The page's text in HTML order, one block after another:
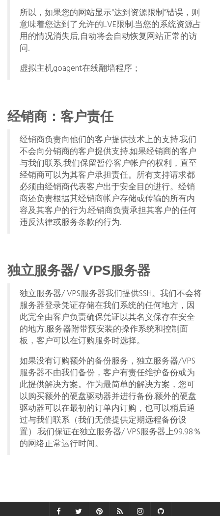
所以，如果您的网站显示“达到资源限制”错误，则
意味着您达到了允许的LVE限制.当您的系统资源占
用的情况消失后,自动将会自动恢复网站正常的访
问.
虚拟主机goagent在线翻墙程序；
经销商：客户责任
经销商负责向他们的客户提供技术上的支持.我们
不会向分销商的客户提供支持.如果经销商的客户
与我们联系,我们保留暂停客户帐户的权利，直至
经销商可以为其客户承担责任。所有支持请求都
必须由经销商代表客户出于安全目的进行。经销
商还负责根据其经销商帐户存储或传输的所有内
容及其客户的行为.经销商负责承担其客户的任何
违反法律或服务条款的行为.
独立服务器/ VPS服务器
独立服务器/ VPS服务器我们提供SSH。我们不会将
服务器登录凭证存储在我们系统的任何地方，因
此完全由客户负责确保凭证以其名义保存在安全
的地方.服务器附带预安装的操作系统和控制面
板，客户可以在订购服务时选择。
如果没有订购额外的备份服务，独立服务器/VPS
服务器不由我们备份，客户有责任维护备份或为
此提供解决方案。作为最简单的解决方案，您可
以购买额外的硬盘驱动器并进行备份.额外的硬盘
驱动器可以在最初的订单内订购，也可以稍后通
过与我们联系（我们无偿提供定期远程备份设
置）.我们保证在独立服务器/ VPS服务器上99.98％
的网络正常运行时间。